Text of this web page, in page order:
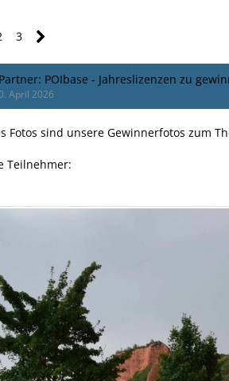
3
POIbase - Jahreslizenzen zu
April 2026
Fotos sind unsere Gewinnerfotos zum
Teilnehmer: